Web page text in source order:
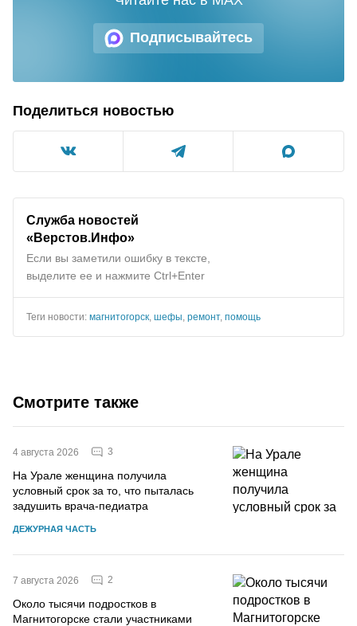
Подписывайтесь
Поделиться новостью
Служба новостей
«Верстов.Инфо»
Если вы заметили ошибку в тексте,
выделите ее и нажмите Ctrl+Enter
Теги новости: магнитогорск шефы ремонт, помощь
Смотрите также
4 августа 2026 3
На Урале женщина получила
условный срок за то, что пыталась
задушить врача-педиатра
ДЕЖУРНАЯ ЧАСТЬ
7 августа 2026 2
Около тысячи подростков в
Магнитогорске стали участниками